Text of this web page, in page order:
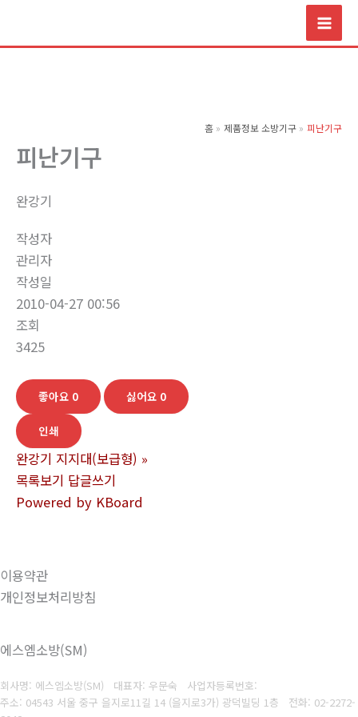
츠
홈 제품정보 소방기구 피난기구
피난기구
완강기
작성자
관리자
작성일
2010-04-27 00:56
조회
3425
좋아요 0 싫어요 0
인쇄
완강기 지지대(보급형) »
목록보기 답글쓰기
Powered by KBoard
이용약관
개인정보처리방침
에스엠소방(SM)
회사명: 에스엠소방(SM) 대표자: 우문숙 사업자등록번호:
주소: 04543 서울 중구 을지로11길 14 (을지로3가) 광덕빌딩 1층 전화: 02-2272-